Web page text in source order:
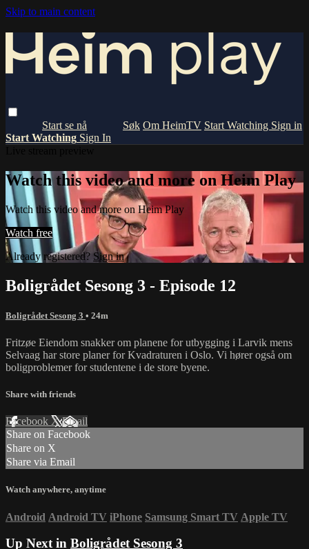
Skip to main content
Om HeimTV Start Watching Sign in
Start Watching Sign In
Watch this video and more on Heim Play
Watch this video and more on Heim Play
Watch free
Already registered? Sign in
Boligrådet Sesong 3 - Episode 12
Boligrådet Sesong 3 • 24m
Fritzøe Eiendom snakker om planene for utbygging i Larvik mens
Selvaag har store planer for Kvadraturen i Oslo. Vi hører også om
boligproblemer for studentene i de store byene.
Share with friends
Facebook XEmail
Share on Facebook
Share on X
Share via Email
Watch anywhere, anytime
Android Android TV iPhone Samsung Smart TV Apple TV
Up Next in Boligrådet Sesong 3